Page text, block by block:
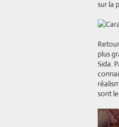
sur la
plus
Sida.
sont